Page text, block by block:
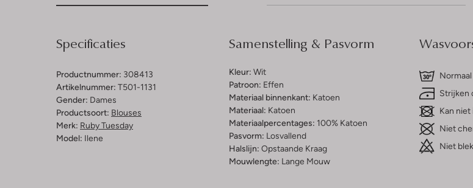
Specificaties
Productnummer: 308413
Artikelnummer: T501-1131
Gender: Dames
Productsoort: Blouses
Merk: Ruby Tuesday
Model: Ilene
Samenstelling & Pasvorm
Kleur: Wit
Patroon: Effen
Materiaal binnenkant: Katoen
Materiaal: Katoen
Materiaalpercentages: 100% Katoen
Pasvorm: Losvallend
Halslijn: Opstaande Kraag
Mouwlengte: Lange Mouw
Strijken
Kan
Niet
Niet